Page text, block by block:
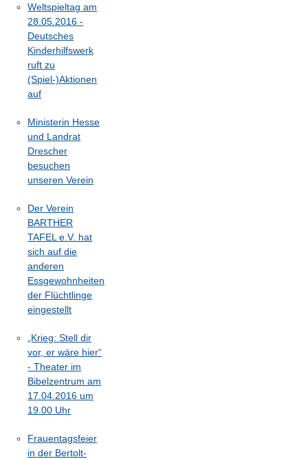
Weltspieltag am
28.05.2016 -
Deutsches
Kinderhilfswerk
ruft zu
(Spiel-)Aktionen
auf
Ministerin Hesse
und Landrat
Drescher
besuchen
unseren Verein
Der Verein
BARTHER
TAFEL e.V. hat
sich auf die
anderen
Essgewohnheiten
der Flüchtlinge
eingestellt
„Krieg: Stell dir
vor, er wäre hier“
- Theater im
Bibelzentrum am
17.04.2016 um
19.00 Uhr
Frauentagsfeier
in der Bertolt-